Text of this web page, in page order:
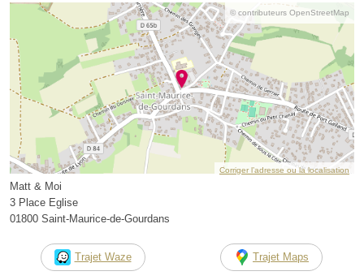
© contributeurs OpenStreetMap
Corriger l’adresse ou la localisation
Matt & Moi
3 Place Eglise
01800 Saint-Maurice-de-Gourdans
Trajet Waze Trajet Maps